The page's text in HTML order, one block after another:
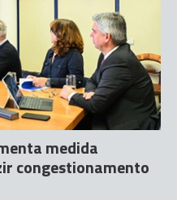
medida
congestionamento